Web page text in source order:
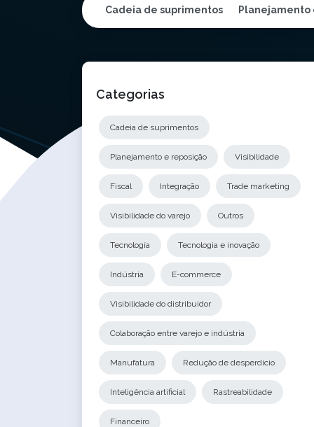
Cadeia de suprimentos Planejamento
Categorias
Cadeia de suprimentos
Planejamento e reposição Visibilidade
Fiscal Integração Trade marketing
Visibilidade do varejo Outros
Tecnología Tecnologia e inovação
Indústria E-commerce
Visibilidade do distribuidor
Colaboração entre varejo e indústria
Manufatura Redução de desperdício
Inteligência artificial Rastreabilidade
Financeiro